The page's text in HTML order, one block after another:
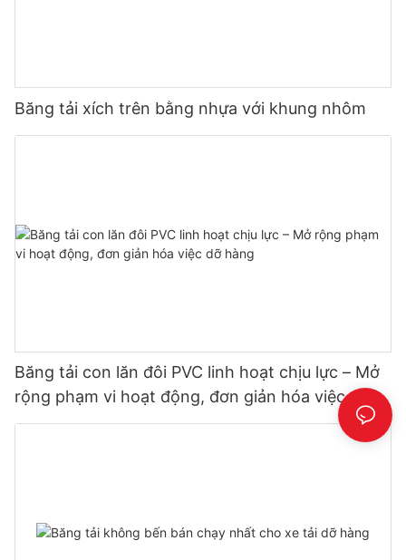
Băng tải xích trên bằng nhựa với khung nhôm
Băng tải con lăn đôi PVC linh hoạt chịu lực – Mở
rộng phạm vi hoạt động, đơn giản hóa việc dỡ
hàng